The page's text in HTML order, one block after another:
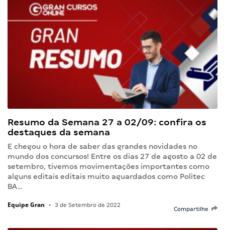
Resumo da Semana 27 a 02/09: confira os
destaques da semana
E chegou o hora de saber das grandes novidades no
mundo dos concursos! Entre os dias 27 de agosto a 02 de
setembro, tivemos movimentações importantes como
alguns editais editais muito aguardados como Politec
BA…
Equipe Gran • 3 de Setembro de 2022
Compartilhe